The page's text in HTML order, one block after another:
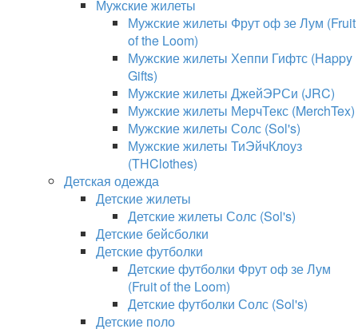
Мужские жилеты
Мужские жилеты Фрут оф зе Лум (Fruit
of the Loom)
Мужские жилеты Хеппи Гифтс (Happy
Gifts)
Мужские жилеты ДжейЭРСи (JRC)
Мужские жилеты МерчТекс (MerchTex)
Мужские жилеты Солс (Sol's)
Мужские жилеты ТиЭйчКлоуз
(THClothes)
Детская одежда
Детские жилеты
Детские жилеты Солс (Sol's)
Детские бейсболки
Детские футболки
Детские футболки Фрут оф зе Лум
(Fruit of the Loom)
Детские футболки Солс (Sol's)
Детские поло